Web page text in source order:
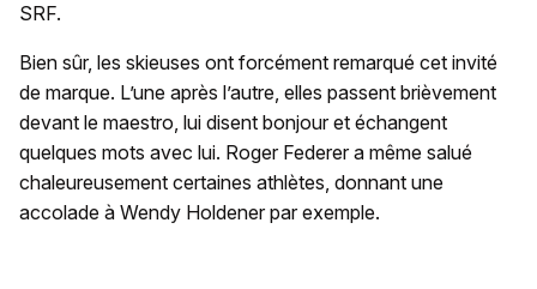
SRF.
Bien sûr, les skieuses ont forcément remarqué cet invité
de marque. L’une après l’autre, elles passent brièvement
devant le maestro, lui disent bonjour et échangent
quelques mots avec lui. Roger Federer a même salué
chaleureusement certaines athlètes, donnant une
accolade à Wendy Holdener par exemple.